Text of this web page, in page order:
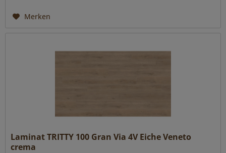
Merken
Laminat TRITTY 100 Gran Via 4V Eiche Veneto
crema